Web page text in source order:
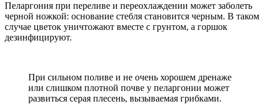
Пеларгония при переливе и переохлаждении может заболеть
черной ножкой: основание стебля становится черным. В таком
случае цветок уничтожают вместе с грунтом, а горшок
дезинфицируют.
При сильном поливе и не очень хорошем дренаже
или слишком плотной почве у пеларгонии может
развиться серая плесень, вызываемая грибками.